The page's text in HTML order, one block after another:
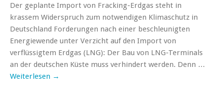
Der geplante Import von Fracking-Erdgas steht in
krassem Widerspruch zum notwendigen Klimaschutz in
Deutschland Forderungen nach einer beschleunigten
Energiewende unter Verzicht auf den Import von
verflüssigtem Erdgas (LNG): Der Bau von LNG-Terminals
an der deutschen Küste muss verhindert werden. Denn …
Weiterlesen →